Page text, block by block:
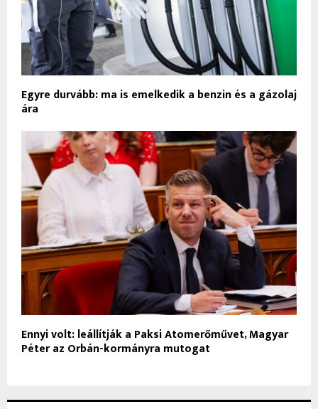
Egyre durvább: ma is emelkedik a benzin és a gázolaj
ára
Ennyi volt: leállítják a Paksi Atomerőművet, Magyar
Péter az Orbán-kormányra mutogat